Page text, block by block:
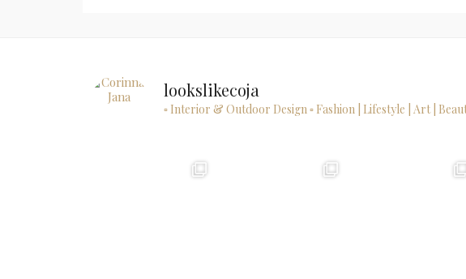
lookslikecoja
▫ Interior & Outdoor Design▫ Fashion | Lifestyle | Art |